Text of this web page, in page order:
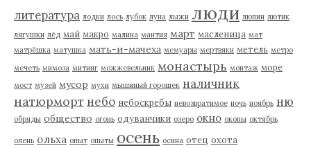
литература лодки лось лубок луна лыжи люди люпин лютик
лягушки лёд май макро малина мантия март масленица мат
матрёшка матушка мать-и-мачеха мемуары мертвяки метель метро
мечеть мимоза митинг можжевельник монастырь монтаж море
мост музей мусор мухи мышиный горошек наличник
натюрморт небо небоскребы невозвратимое ночь ноябрь ню
обряды общество огонь одуванчики озеро окно окопы октябрь
олень ольха опыт опыты осень осина отец охота